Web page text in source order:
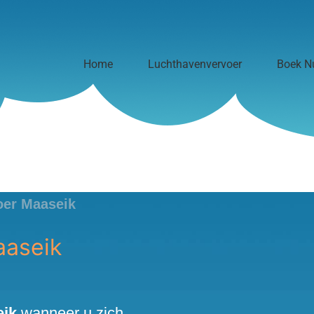
Home Luchthavenvervoer Boek
Maaseik